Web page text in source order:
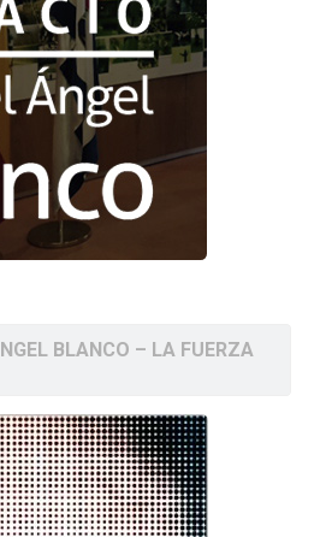
BLANCO – LA FUERZA